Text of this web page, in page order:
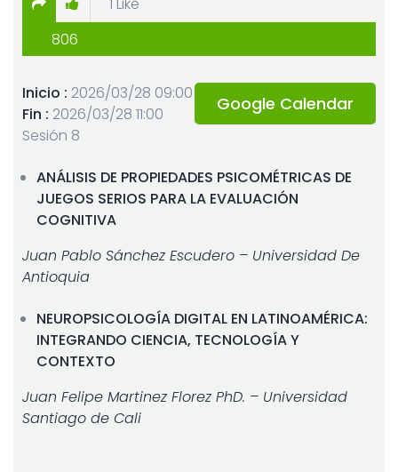
806
Google Calendar
Inicio : 2026/03/28 09:00
Fin : 2026/03/28 11:00
Sesión 8
ANÁLISIS DE PROPIEDADES PSICOMÉTRICAS DE
JUEGOS SERIOS PARA LA EVALUACIÓN
COGNITIVA
Juan Pablo Sánchez Escudero – Universidad De
Antioquia
NEUROPSICOLOGÍA DIGITAL EN LATINOAMÉRICA:
INTEGRANDO CIENCIA, TECNOLOGÍA Y
CONTEXTO
Juan Felipe Martinez Florez PhD. – Universidad
Santiago de Cali